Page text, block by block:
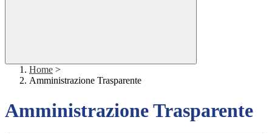
Home >
Amministrazione Trasparente
Amministrazione Trasparente